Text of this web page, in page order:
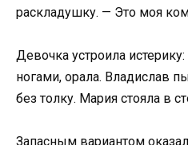
раскладушку. — Это моя
Девочка устроила
ногами, орала. Владислав
без толку. Мария стояла в
Запасным вариантом